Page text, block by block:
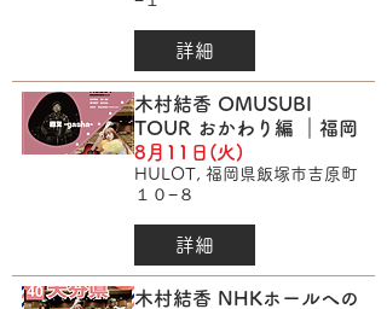
詳細
木村結香 OMUSUBI
TOUR おかわり編 ｜福岡
8月11日(火)
HULOT, 福岡県飯塚市吉原町
１０−８
詳細
木村結香 NHKホールへの